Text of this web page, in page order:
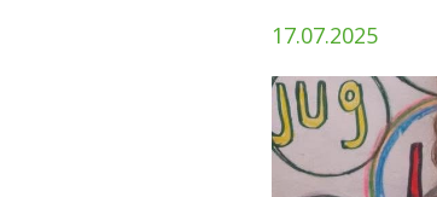
17.07.2025